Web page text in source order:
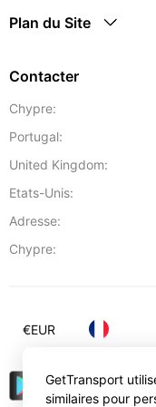
Plan du Site
Contacter
Chypre:
Portugal:
United Kingdom:
Etats-Unis:
Adresse:
Chypre:
€EUR
GetTransport
similaires pour